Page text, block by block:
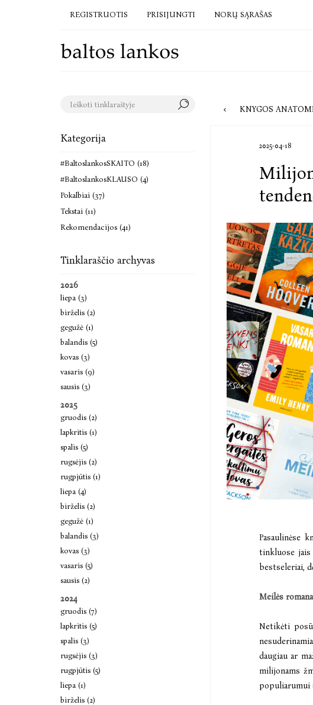
REGISTRUOTIS PRISIJUNGTI NORŲ SĄRAŠAS
KNYGOS
2025-04-18
Pasaulinėse
tinkluose
bestseleriai,
Meilės
Netikėti
daugiau ar
milijonams
populiarumui
Kategorija
#BaltoslankosSKAITO (18)
#BaltoslankosKLAUSO (4)
Pokalbiai (37)
Tekstai (11)
Rekomendacijos (41)
Tinklaraščio archyvas
2026
liepa (3)
birželis (2)
gegužė (1)
balandis (5)
kovas (3)
vasaris (9)
sausis (3)
2025
gruodis (2)
lapkritis (1)
spalis (5)
rugsėjis (2)
rugpjūtis (1)
liepa (4)
birželis (2)
gegužė (1)
balandis (3)
kovas (3)
vasaris (5)
sausis (2)
2024
gruodis (7)
lapkritis (5)
spalis (3)
rugsėjis (3)
rugpjūtis (5)
liepa (1)
birželis (2)